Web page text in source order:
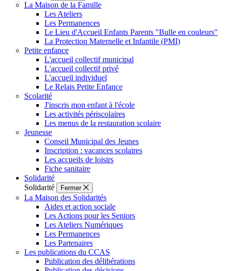
La Maison de la Famille
Les Ateliers
Les Permanences
Le Lieu d'Accueil Enfants Parents "Bulle en couleurs"
La Protection Maternelle et Infantile (PMI)
Petite enfance
L'accueil collectif municipal
L'accueil collectif privé
L'accueil individuel
Le Relais Petite Enfance
Scolarité
J'inscris mon enfant à l'école
Les activités périscolaires
Les menus de la restauration scolaire
Jeunesse
Conseil Municipal des Jeunes
Inscription : vacances scolaires
Les accueils de loisirs
Fiche sanitaire
Solidarité
Solidarité
Fermer
La Maison des Solidarités
Aides et action sociale
Les Actions pour les Seniors
Les Ateliers Numériques
Les Permanences
Les Partenaires
Les publications du CCAS
Publication des délibérations